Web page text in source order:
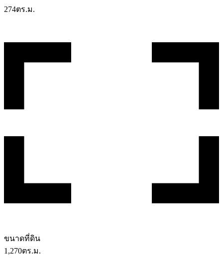
274ตร.ม.
ขนาดที่ดิน
1,270ตร.ม.